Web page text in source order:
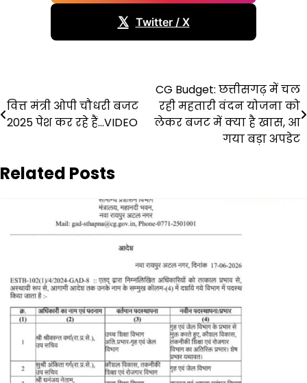
𝕏 Twitter / X
Post
navigation
वित्त मंत्री ओपी चौधरी बजट
2025 पेश कर रहे हैं…VIDEO
CG Budget: छत्तीसगढ़ में चल
रही महतारी वंदन योजना को
लेकर बजट में क्या है खास, आ
गया बड़ा अपडेट
Related Posts